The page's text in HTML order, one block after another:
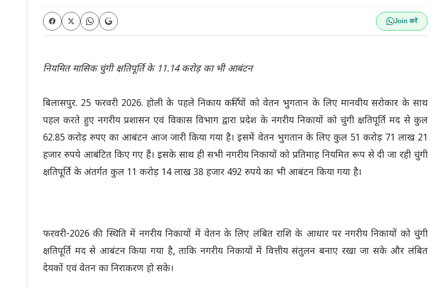
Join करें
नियमित मासिक चुंगी क्षतिपूर्ति के 11.14 करोड़ का भी आबंटन
बिलासपुर. 25 फरवरी 2026. होली के पहले निकाय कर्मियों को वेतन भुगतान के लिए मानवीय सरोकार के साथ
पहल करते हुए नगरीय प्रशासन एवं विकास विभाग द्वारा प्रदेश के नगरीय निकायों को चुंगी क्षतिपूर्ति मद से कुल
62.85 करोड़ रुपए का आबंटन आज जारी किया गया है। इसमें वेतन भुगतान के लिए कुल 51 करोड़ 71 लाख 21
हजार रुपये आबंटित किए गए हैं। इसके साथ ही सभी नगरीय निकायों को प्रतिमाह नियमित रूप से दी जा रही चुंगी
क्षतिपूर्ति के अंतर्गत कुल 11 करोड़ 14 लाख 38 हजार 492 रुपये का भी आबंटन किया गया है।
फरवरी-2026 की स्थिति में नगरीय निकायों में वेतन के लिए लंबित राशि के आधार पर नगरीय निकायों को चुंगी
क्षतिपूर्ति मद से आबंटन किया गया है, ताकि नगरीय निकायों में वित्तीय संतुलन बनाए रखा जा सके और लंबित
देयकों एवं वेतन का निराकरण हो सके।